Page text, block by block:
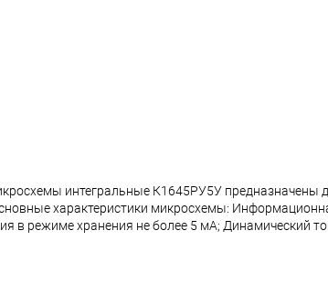
интегральные К1645РУ5У предназначены
характеристики микросхемы:
в режиме хранения не более 5 мА; Динамический